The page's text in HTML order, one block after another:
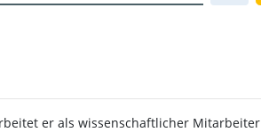
er als wissenschaftlicher Mitarbeiter